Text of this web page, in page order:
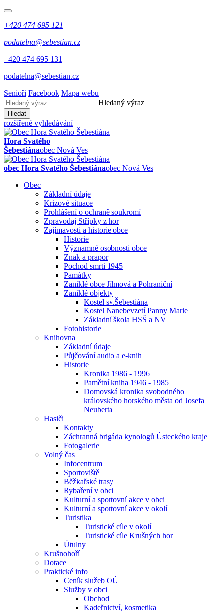
+420 474 695 121
podatelna@sebestian.cz
+420 474 695 131
podatelna@sebestian.cz
Senioři Facebook Mapa webu
Hledaný výraz
Hledat
rozšířené vyhledávání
Hora Svatého
Šebestiánaobec Nová Ves
obec Hora Svatého Šebestiánaobec Nová Ves
Obec
Základní údaje
Krizové situace
Prohlášení o ochraně soukromí
Zpravodaj Střípky z hor
Zajímavosti a historie obce
Historie
Významné osobnosti obce
Znak a prapor
Pochod smrti 1945
Památky
Zaniklé obce Jilmová a Pohraniční
Zaniklé objekty
Kostel sv.Šebestiána
Kostel Nanebevzetí Panny Marie
Základní škola HSŠ a NV
Fotohistorie
Knihovna
Základní údaje
Půjčování audio a e-knih
Historie
Kronika 1986 - 1996
Pamětní kniha 1946 - 1985
Domovská kronika svobodného
královského horského města od Josefa
Neuberta
Hasiči
Kontakty
Záchranná brigáda kynologů Ústeckého kraje
Fotogalerie
Volný čas
Infocentrum
Sportoviště
Běžkařské trasy
Rybaření v obci
Kulturní a sportovní akce v obci
Kulturní a sportovní akce v okolí
Turistika
Turistické cíle v okolí
Turistické cíle Krušných hor
Útulny
Krušnohoří
Dotace
Praktické info
Ceník služeb OÚ
Služby v obci
Obchod
Kadeřnictví, kosmetika